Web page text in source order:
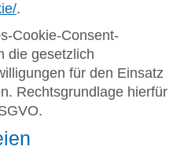
.
Cookie-Consent-
die gesetzlich
für den Einsatz
Rechtsgrundlage hierfür